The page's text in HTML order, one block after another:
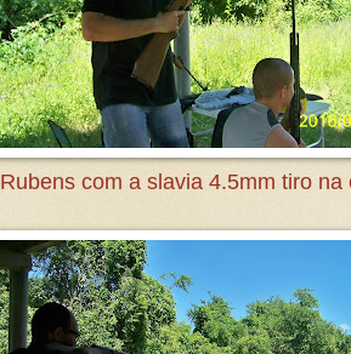
Rubens com a slavia 4.5mm tiro na